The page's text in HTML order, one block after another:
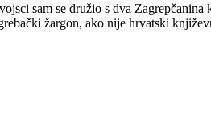
sam se družio s dva
žargon, ako nije hrvatski